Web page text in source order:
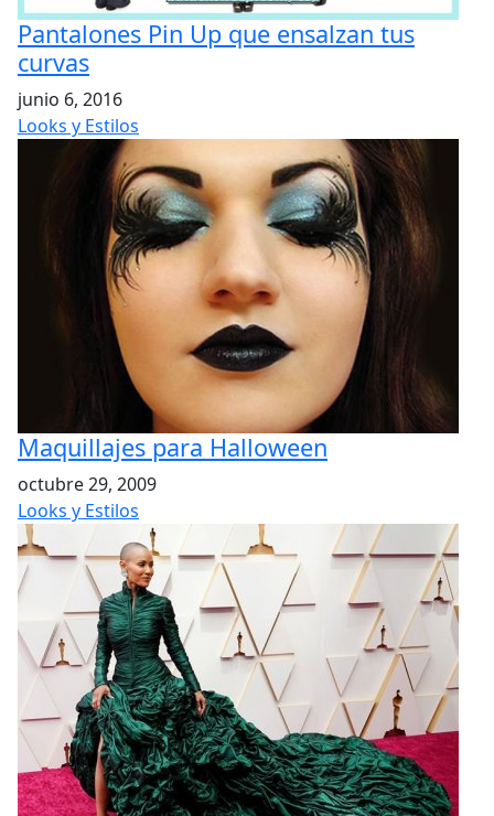
Pantalones Pin Up que ensalzan tus
curvas
junio 6, 2016
Looks y Estilos
Maquillajes para Halloween
octubre 29, 2009
Looks y Estilos